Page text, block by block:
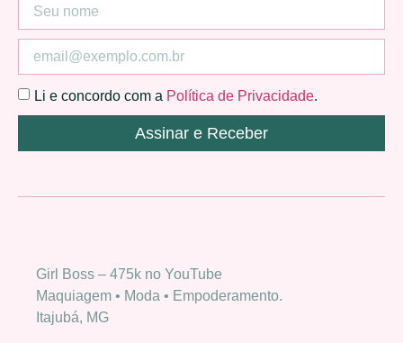
Girl Boss – 475k no YouTube
Maquiagem • Moda • Empoderamento.
Itajubá, MG
Li e concordo com a Política de Privacidade.
Assinar e Receber